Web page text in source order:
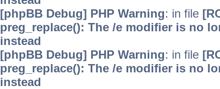
[phpBB Debug] PHP Warning: in file
preg_replace(): The /e modifier is no
instead
[phpBB Debug] PHP Warning: in file
preg_replace(): The /e modifier is no
instead